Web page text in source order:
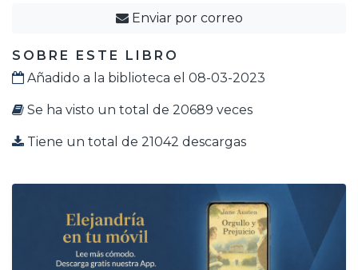
Enviar por correo
SOBRE ESTE LIBRO
Añadido a la biblioteca el 08-03-2023
Se ha visto un total de 20689 veces
Tiene un total de 21042 descargas